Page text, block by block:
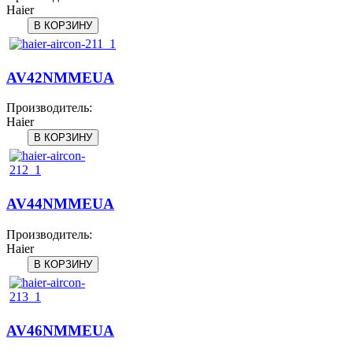
Haier
AV42NMMEUA
Производитель:
Haier
AV44NMMEUA
Производитель:
Haier
AV46NMMEUA